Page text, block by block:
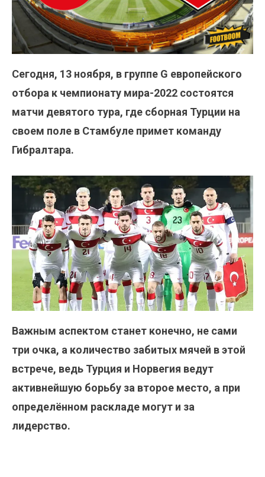
Сегодня, 13 ноября, в группе G европейского
отбора к чемпионату мира-2022 состоятся
матчи девятого тура, где сборная Турции на
своем поле в Стамбуле примет команду
Гибралтара.
Важным аспектом станет конечно, не сами
три очка, а количество забитых мячей в этой
встрече, ведь Турция и Норвегия ведут
активнейшую борьбу за второе место, а при
определённом раскладе могут и за
лидерство.